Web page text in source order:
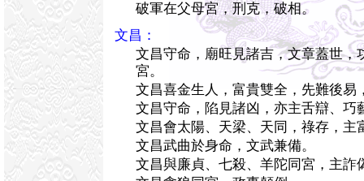
破軍在父母宮，刑克，破相。
文昌：
文昌守命，廟旺見諸吉，文章蓋世，
宮。
文昌喜金生人，富貴雙全，先難後易
文昌守命，陷見諸凶，亦主舌辯、巧
文昌會太陽、天梁、天同，祿存，主
文昌武曲於身命，文武兼備。
文昌與廉貞、七殺、羊陀同宮，主詐